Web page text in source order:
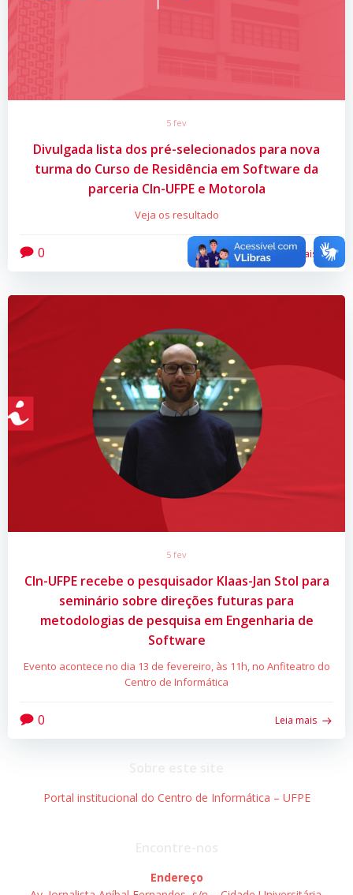
5 fev
Divulgada lista dos pré-selecionados para nova
turma do Curso de Residência em Software da
parceria CIn-UFPE e Motorola
Veja os resultado
0 Leia mais
5 fev
CIn-UFPE recebe o pesquisador Klaas-Jan Stol para
seminário sobre direções futuras para
metodologias de pesquisa em Engenharia de
Software
Evento acontece no dia 13 de fevereiro, às 11h, no Anfiteatro do
Centro de Informática
0 Leia mais
Portal institucional do Centro de Informática – UFPE
Endereço